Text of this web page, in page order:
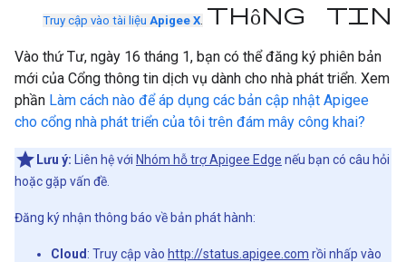
Truy cập vào tài liệu Apigee X. Thông tin
Vào thứ Tư, ngày 16 tháng 1, bạn có thể đăng ký phiên bản
mới của Cổng thông tin dịch vụ dành cho nhà phát triển. Xem
phần Làm cách nào để áp dụng các bản cập nhật Apigee
cho cổng nhà phát triển của tôi trên đám mây công khai?
Lưu ý: Liên hệ với Nhóm hỗ trợ Apigee Edge nếu bạn có câu hỏi
hoặc gặp vấn đề.
Đăng ký nhận thông báo về bản phát hành:
Cloud : Truy cập vào http://status.apigee.com rồi nhấp vào